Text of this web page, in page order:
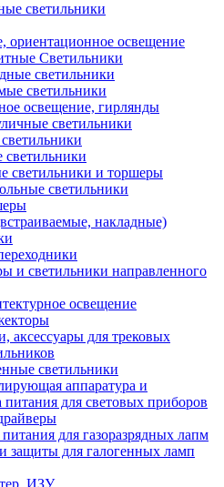
светильники
ориентационное освещение
Светильники
светильники
светильники
освещение, гирлянды
светильники
светильники и торшеры
светильники
накладные)
и светильники направленного
освещение
аксессуары для трековых
светильники
аппаратура и
питания для световых приборов
для газоразрядных лапм
защиты для галогенных ламп
ИЗУ